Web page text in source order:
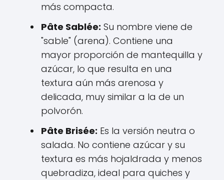
más compacta.
Pâte Sablée: Su nombre viene de
"sable" (arena). Contiene una
mayor proporción de mantequilla y
azúcar, lo que resulta en una
textura aún más arenosa y
delicada, muy similar a la de un
polvorón.
Pâte Brisée: Es la versión neutra o
salada. No contiene azúcar y su
textura es más hojaldrada y menos
quebradiza, ideal para quiches y